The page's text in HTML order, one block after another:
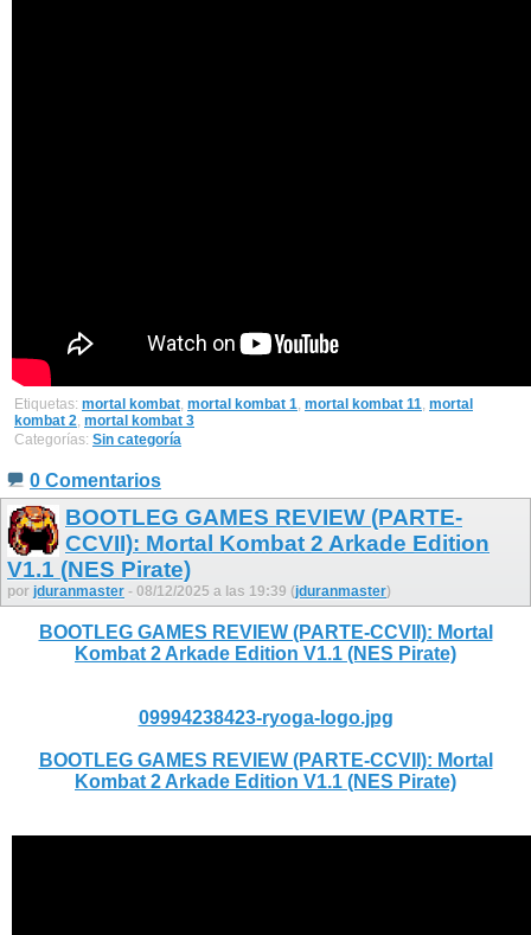
Etiquetas: mortal kombat mortal kombat 1 mortal kombat 11 mortal
kombat 2 mortal kombat 3
Categorías: Sin categoría
0 Comentarios
BOOTLEG GAMES REVIEW (PARTE-
CCVII): Mortal Kombat 2 Arkade Edition
V1.1 (NES Pirate)
por jduranmaster - 08/12/2025 a las 19:39 (jduranmaster)
BOOTLEG GAMES REVIEW (PARTE-CCVII): Mortal
Kombat 2 Arkade Edition V1.1 (NES Pirate)
09994238423-ryoga-logo.jpg
BOOTLEG GAMES REVIEW (PARTE-CCVII): Mortal
Kombat 2 Arkade Edition V1.1 (NES Pirate)